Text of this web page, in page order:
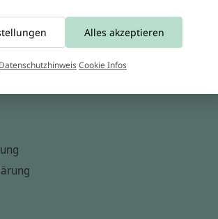
Alles akzeptieren
DatenschutzhinweisCookie Infos